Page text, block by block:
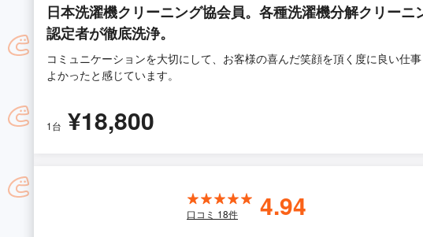
日本洗濯機クリーニング協会員。各種洗濯機分解クリーニ
認定者が徹底洗浄。
コミュニケーションを大切にして、お客様の喜んだ笑顔を頂く度に良い仕
よかったと感じています。
1台 ¥18,800
口コミ 18件 4.94